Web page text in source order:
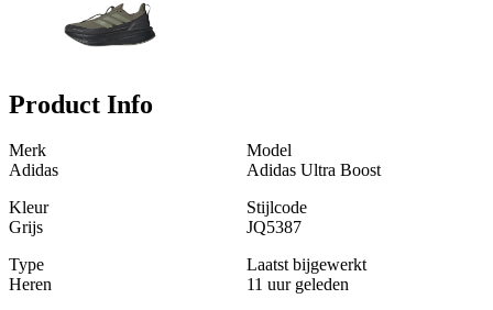
Product Info
Merk
Adidas
Model
Adidas Ultra Boost
Kleur
Grijs
Stijlcode
JQ5387
Type
Heren
Laatst bijgewerkt
11 uur geleden